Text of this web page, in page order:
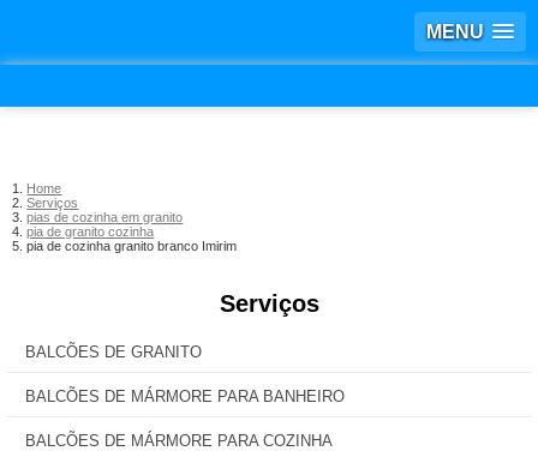
MENU
Home
Serviços
pias de cozinha em granito
pia de granito cozinha
pia de cozinha granito branco Imirim
Serviços
BALCÕES DE GRANITO
BALCÕES DE MÁRMORE PARA BANHEIRO
BALCÕES DE MÁRMORE PARA COZINHA